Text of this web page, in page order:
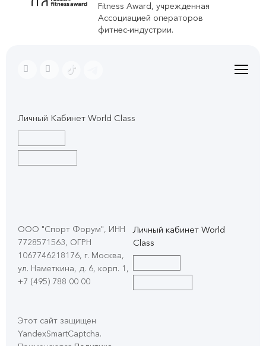
Fitness Award, учрежденная
Ассоциацией операторов
фитнес-индустрии.
Личный Кабинет World Class
ООО "Спорт Форум", ИНН
7728571563, ОГРН
1067746218176, г. Москва,
ул. Наметкина, д. 6, корп. 1 ,
+7 (495) 788 00 00
Этот сайт защищен
YandexSmartCaptcha.
Личный кабинет World
Class